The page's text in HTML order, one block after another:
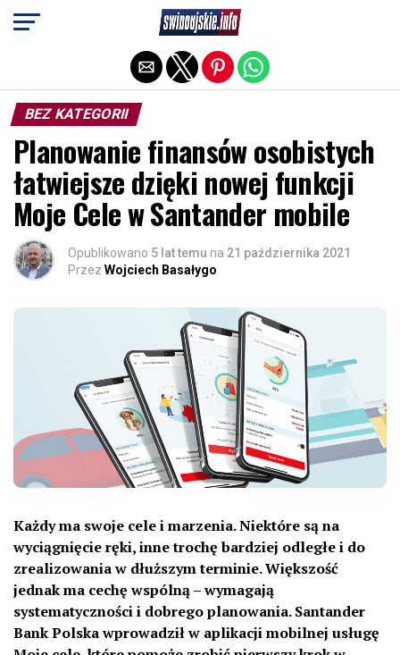
BEZ KATEGORII
Planowanie finansów osobistych
łatwiejsze dzięki nowej funkcji
Moje Cele w Santander mobile
Opublikowano 5 lat temu na 21 października 2021
Przez Wojciech Basałygo
Każdy ma swoje cele i marzenia. Niektóre są na
wyciągnięcie ręki, inne trochę bardziej odległe i do
zrealizowania w dłuższym terminie. Większość
jednak ma cechę wspólną – wymagają
systematyczności i dobrego planowania. Santander
Bank Polska wprowadził w aplikacji mobilnej usługę
Exit mobile version